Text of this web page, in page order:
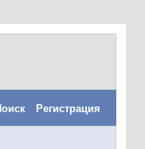
Регистрация